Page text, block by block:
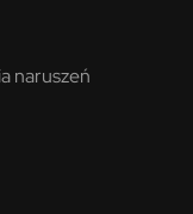
naruszeń